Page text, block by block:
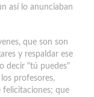
así lo anunciaban
que son son
y respaldar ese
decir "tú puedes"
profesores,
felicitaciones; que